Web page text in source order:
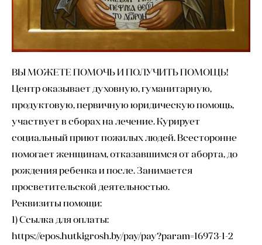
ВЫ МОЖЕТЕ ПОМОЧЬ И ПОЛУЧИТЬ ПОМОЩЬ!
Центр оказывает духовную, гуманитарную,
продуктовую, первичную юридическую помощь,
участвует в сборах на лечение. Курирует
социальный приют пожилых людей. Всесторонне
помогает женщинам, отказавшимся от аборта, до
рождения ребенка и после. Занимается
просветительской деятельностью.
Реквизиты помощи:
1) Ссылка для оплаты:
https://epos.hutkigrosh.by/pay/pay?param=16973-1-2